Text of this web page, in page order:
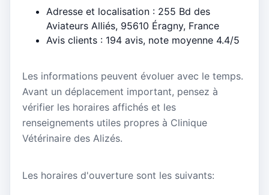
Adresse et localisation : 255 Bd des
Aviateurs Alliés, 95610 Éragny, France
Avis clients : 194 avis, note moyenne 4.4/5
Les informations peuvent évoluer avec le temps.
Avant un déplacement important, pensez à
vérifier les horaires affichés et les
renseignements utiles propres à Clinique
Vétérinaire des Alizés.
Les horaires d'ouverture sont les suivants: